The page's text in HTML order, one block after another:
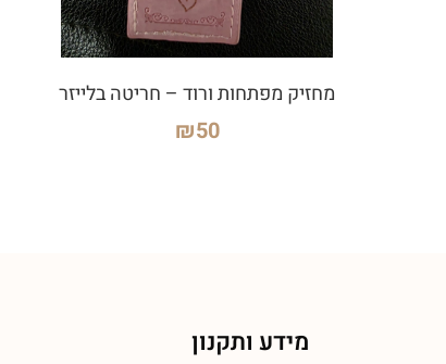
מחזיק מפתחות ורוד – חריטה בלייזר
₪50
מידע ותקנון